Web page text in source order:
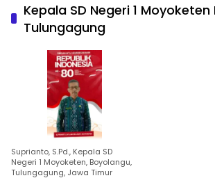
Kepala SD Negeri 1
Tulungagung
Suprianto, S.Pd., Kepala SD
Negeri 1 Moyoketen, Boyolangu,
Tulungagung, Jawa Timur